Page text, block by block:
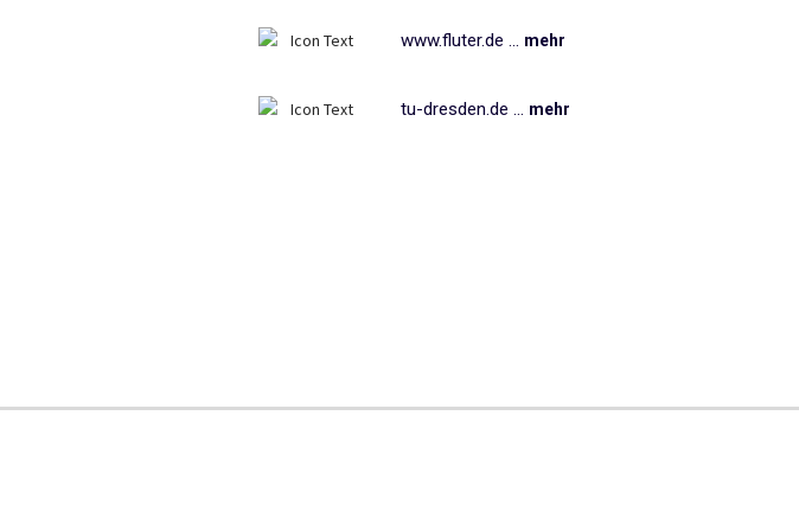
www.fluter.de ... mehr
tu-dresden.de ... mehr